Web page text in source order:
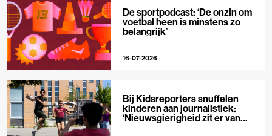
De sportpodcast: ‘De onzin om
voetbal heen is minstens zo
belangrijk’
16-07-2026
Bij Kidsreporters snuffelen
kinderen aan journalistiek:
‘Nieuwsgierigheid zit er van